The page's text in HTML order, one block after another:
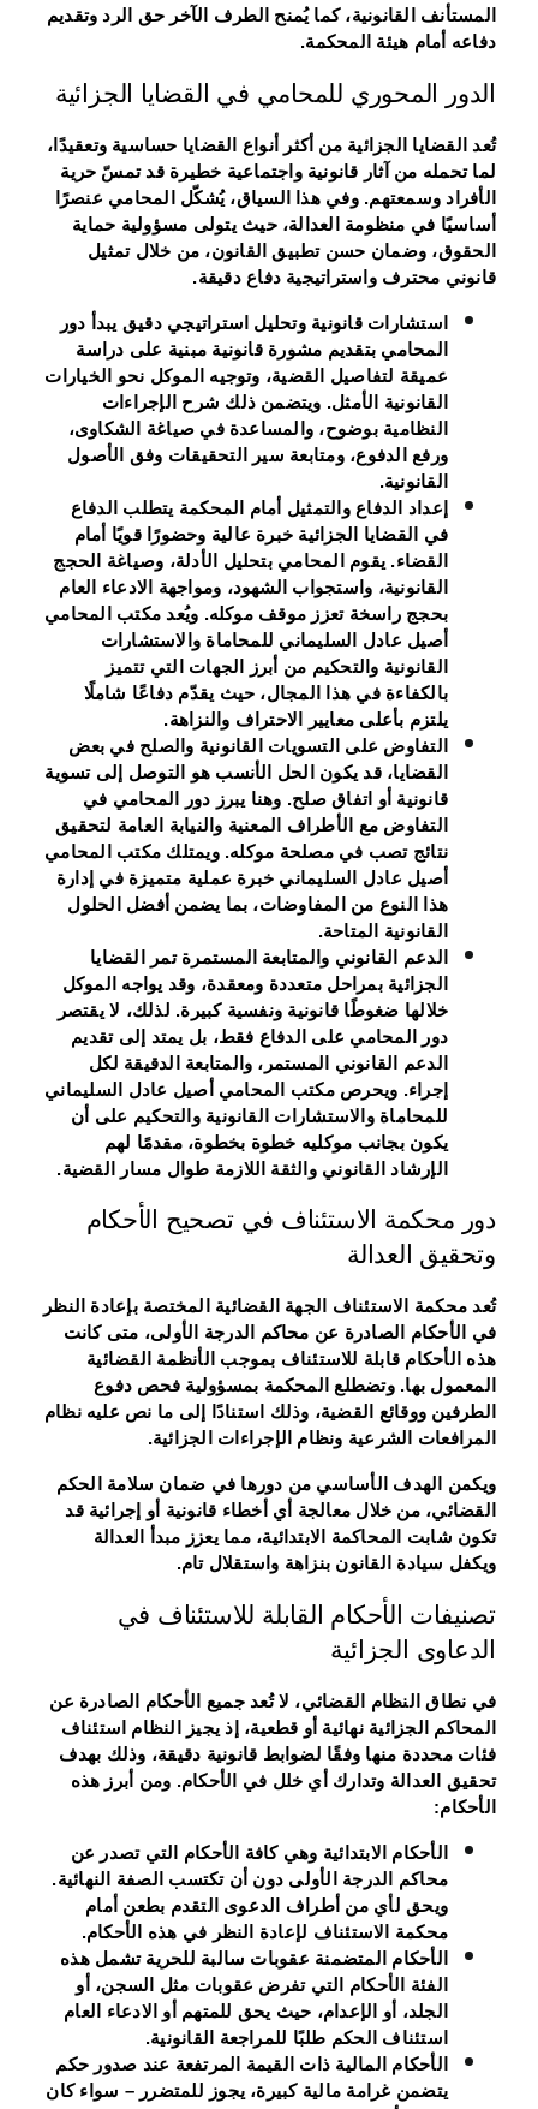
المستأنف القانونية، كما يُمنح الطرف الآخر حق الرد وتقديم
دفاعه أمام هيئة المحكمة.
الدور المحوري للمحامي في القضايا الجزائية
تُعد القضايا الجزائية من أكثر أنواع القضايا حساسية وتعقيدًا،
لما تحمله من آثار قانونية واجتماعية خطيرة قد تمسّ حرية
الأفراد وسمعتهم. وفي هذا السياق، يُشكّل المحامي عنصرًا
أساسيًا في منظومة العدالة، حيث يتولى مسؤولية حماية
الحقوق، وضمان حسن تطبيق القانون، من خلال تمثيل
قانوني محترف واستراتيجية دفاع دقيقة.
استشارات قانونية وتحليل استراتيجي دقيق يبدأ دور
المحامي بتقديم مشورة قانونية مبنية على دراسة
عميقة لتفاصيل القضية، وتوجيه الموكل نحو الخيارات
القانونية الأمثل. ويتضمن ذلك شرح الإجراءات
النظامية بوضوح، والمساعدة في صياغة الشكاوى،
ورفع الدفوع، ومتابعة سير التحقيقات وفق الأصول
القانونية.
إعداد الدفاع والتمثيل أمام المحكمة يتطلب الدفاع
في القضايا الجزائية خبرة عالية وحضورًا قويًا أمام
القضاء. يقوم المحامي بتحليل الأدلة، وصياغة الحجج
القانونية، واستجواب الشهود، ومواجهة الادعاء العام
بحجج راسخة تعزز موقف موكله. ويُعد مكتب المحامي
أصيل عادل السليماني للمحاماة والاستشارات
القانونية والتحكيم من أبرز الجهات التي تتميز
بالكفاءة في هذا المجال، حيث يقدّم دفاعًا شاملًا
يلتزم بأعلى معايير الاحتراف والنزاهة.
التفاوض على التسويات القانونية والصلح في بعض
القضايا، قد يكون الحل الأنسب هو التوصل إلى تسوية
قانونية أو اتفاق صلح. وهنا يبرز دور المحامي في
التفاوض مع الأطراف المعنية والنيابة العامة لتحقيق
نتائج تصب في مصلحة موكله. ويمتلك مكتب المحامي
أصيل عادل السليماني خبرة عملية متميزة في إدارة
هذا النوع من المفاوضات، بما يضمن أفضل الحلول
القانونية المتاحة.
الدعم القانوني والمتابعة المستمرة تمر القضايا
الجزائية بمراحل متعددة ومعقدة، وقد يواجه الموكل
خلالها ضغوطًا قانونية ونفسية كبيرة. لذلك، لا يقتصر
دور المحامي على الدفاع فقط، بل يمتد إلى تقديم
الدعم القانوني المستمر، والمتابعة الدقيقة لكل
إجراء. ويحرص مكتب المحامي أصيل عادل السليماني
للمحاماة والاستشارات القانونية والتحكيم على أن
يكون بجانب موكليه خطوة بخطوة، مقدمًا لهم
الإرشاد القانوني والثقة اللازمة طوال مسار القضية.
دور محكمة الاستئناف في تصحيح الأحكام
وتحقيق العدالة
تُعد محكمة الاستئناف الجهة القضائية المختصة بإعادة النظر
في الأحكام الصادرة عن محاكم الدرجة الأولى، متى كانت
هذه الأحكام قابلة للاستئناف بموجب الأنظمة القضائية
المعمول بها. وتضطلع المحكمة بمسؤولية فحص دفوع
الطرفين ووقائع القضية، وذلك استنادًا إلى ما نص عليه نظام
المرافعات الشرعية ونظام الإجراءات الجزائية.
ويكمن الهدف الأساسي من دورها في ضمان سلامة الحكم
القضائي، من خلال معالجة أي أخطاء قانونية أو إجرائية قد
تكون شابت المحاكمة الابتدائية، مما يعزز مبدأ العدالة
ويكفل سيادة القانون بنزاهة واستقلال تام.
تصنيفات الأحكام القابلة للاستئناف في
الدعاوى الجزائية
في نطاق النظام القضائي، لا تُعد جميع الأحكام الصادرة عن
المحاكم الجزائية نهائية أو قطعية، إذ يجيز النظام استئناف
فئات محددة منها وفقًا لضوابط قانونية دقيقة، وذلك بهدف
تحقيق العدالة وتدارك أي خلل في الأحكام. ومن أبرز هذه
الأحكام:
الأحكام الابتدائية وهي كافة الأحكام التي تصدر عن
محاكم الدرجة الأولى دون أن تكتسب الصفة النهائية.
ويحق لأي من أطراف الدعوى التقدم بطعن أمام
محكمة الاستئناف لإعادة النظر في هذه الأحكام.
الأحكام المتضمنة عقوبات سالبة للحرية تشمل هذه
الفئة الأحكام التي تفرض عقوبات مثل السجن، أو
الجلد، أو الإعدام، حيث يحق للمتهم أو الادعاء العام
استئناف الحكم طلبًا للمراجعة القانونية.
الأحكام المالية ذات القيمة المرتفعة عند صدور حكم
يتضمن غرامة مالية كبيرة، يجوز للمتضرر – سواء كان